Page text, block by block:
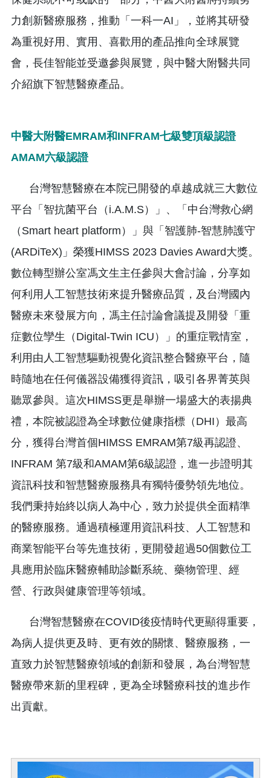
力創新醫療服務，推動「一科一AI」，並將其研發
為重視好用、實用、喜歡用的產品推向全球展覽
會，長佳智能並受邀參與展覽，與中醫大附醫共同
介紹旗下智慧醫療產品。
中醫大附醫EMRAM和INFRAM七級雙頂級認證
AMAM六級認證
台灣智慧醫療在本院已開發的卓越成就三大數位
平台「智抗菌平台（i.A.M.S）」、「中台灣救心網
（Smart heart platform）」與「智護肺-智慧肺護守
(ARDiTeX)」榮獲HIMSS 2023 Davies Award大獎。
數位轉型辦公室馮文生主任參與大會討論，分享如
何利用人工智慧技術來提升醫療品質，及台灣國內
醫療未來發展方向，馮主任討論會議提及開發「重
症數位孿生（Digital-Twin ICU）」的重症戰情室，
利用由人工智慧驅動視覺化資訊整合醫療平台，隨
時隨地在任何儀器設備獲得資訊，吸引各界菁英與
聽眾參與。這次HIMSS更是舉辦一場盛大的表揚典
禮，本院被認證為全球數位健康指標（DHI）最高
分，獲得台灣首個HIMSS EMRAM第7級再認證、
INFRAM 第7級和AMAM第6級認證，進一步證明其
資訊科技和智慧醫療服務具有獨特優勢領先地位。
我們秉持始終以病人為中心，致力於提供全面精準
的醫療服務。通過積極運用資訊科技、人工智慧和
商業智能平台等先進技術，更開發超過50個數位工
具應用於臨床醫療輔助診斷系統、藥物管理、經
營、行政與健康管理等領域。
台灣智慧醫療在COVID後疫情時代更顯得重要，
為病人提供更及時、更有效的關懷、醫療服務，一
直致力於智慧醫療領域的創新和發展，為台灣智慧
醫療帶來新的里程碑，更為全球醫療科技的進步作
出貢獻。